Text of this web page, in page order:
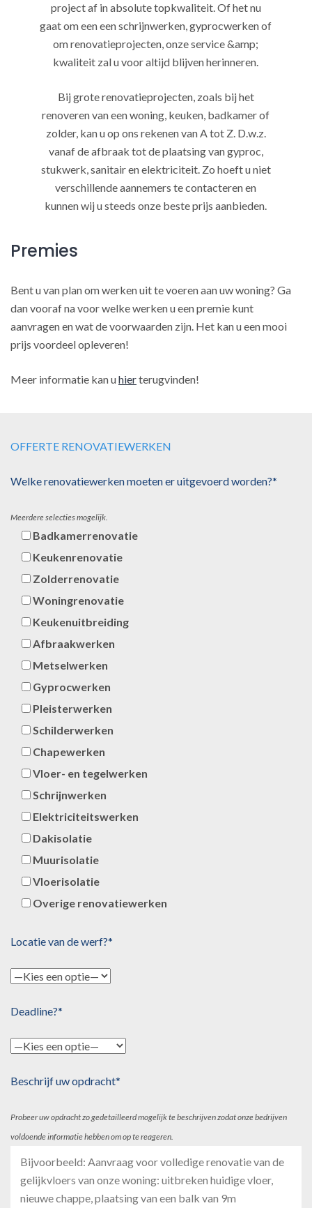
project af in absolute topkwaliteit. Of het nu
gaat om een een schrijnwerken, gyprocwerken of
om renovatieprojecten, onze service &amp;
kwaliteit zal u voor altijd blijven herinneren.
Bij grote renovatieprojecten, zoals bij het
renoveren van een woning, keuken, badkamer of
zolder, kan u op ons rekenen van A tot Z. D.w.z.
vanaf de afbraak tot de plaatsing van gyproc,
stukwerk, sanitair en elektriciteit. Zo hoeft u niet
verschillende aannemers te contacteren en
kunnen wij u steeds onze beste prijs aanbieden.
Premies
Bent u van plan om werken uit te voeren aan uw woning? Ga
dan vooraf na voor welke werken u een premie kunt
aanvragen en wat de voorwaarden zijn. Het kan u een mooi
prijs voordeel opleveren!
Meer informatie kan uhierterugvinden!
OFFERTE RENOVATIEWERKEN
Welke renovatiewerken moeten er uitgevoerd worden?*
Meerdere selecties mogelijk.
Badkamerrenovatie
Keukenrenovatie
Zolderrenovatie
Woningrenovatie
Keukenuitbreiding
Afbraakwerken
Metselwerken
Gyprocwerken
Pleisterwerken
Schilderwerken
Chapewerken
Vloer- en tegelwerken
Schrijnwerken
Elektriciteitswerken
Dakisolatie
Muurisolatie
Vloerisolatie
Overige renovatiewerken
Locatie van de werf?*
Deadline?*
Beschrijf uw opdracht*
Probeer uw opdracht zo gedetailleerd mogelijk te beschrijven zodat onze bedrijven
voldoende informatie hebben om op te reageren.